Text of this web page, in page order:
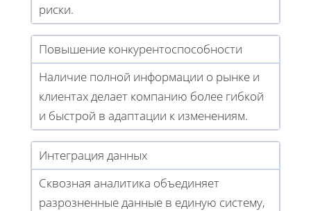
риски.
Повышение конкурентоспособности
Наличие полной информации о рынке и
клиентах делает компанию более гибкой
и быстрой в адаптации к изменениям.
Интеграция данных
Сквозная аналитика объединяет
разрозненные данные в единую систему,